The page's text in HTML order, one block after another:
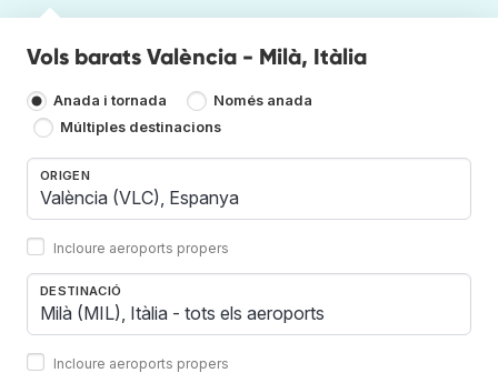
Vols barats València - Milà, Itàlia
Anada i tornada
Només anada
Múltiples destinacions
ORIGEN
Incloure aeroports propers
DESTINACIÓ
Incloure aeroports propers